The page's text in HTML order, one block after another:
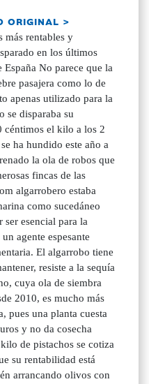
ORIGINAL >
más rentables y
en los últimos
España No parece que la
pasajera como lo de
apenas utilizado para la
se disparaba su
céntimos el kilo a los 2
ha hundido este año a
la ola de robos que
fincas de las
algarrobero estaba
como sucedáneo
ser esencial para la
agente espesante
El algarrobo tiene
resiste a la sequía
cuya ola de siembra
2010, es mucho más
pues una planta cuesta
y no da cosecha
de pistachos se cotiza
su rentabilidad está
arrancando olivos con